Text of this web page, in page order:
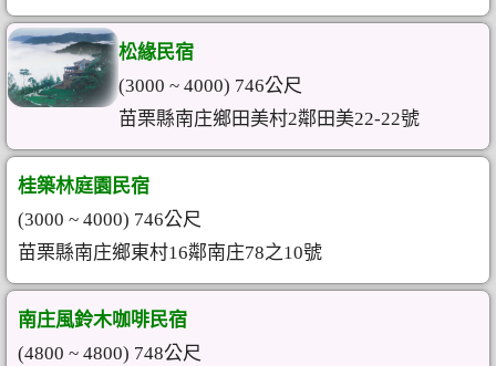
松緣民宿
(3000 ~ 4000) 746公尺
苗栗縣南庄鄉田美村2鄰田美22-22號
桂築林庭園民宿
(3000 ~ 4000) 746公尺
苗栗縣南庄鄉東村16鄰南庄78之10號
南庄風鈴木咖啡民宿
(4800 ~ 4800) 748公尺